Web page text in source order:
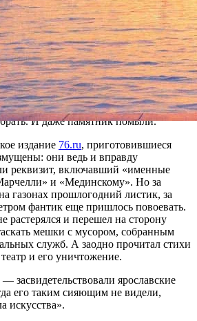
акция протеста против
театра с петербургским
среди которых оказался
думы от партии КПРФ
мероприятие в форме
субботника. Но их обошли:
Федору Волкову без объявления
и сами убрали практически
И даже памятник помыли.
издание 76.ru, приготовившиеся
они ведь и вправду
реквизит, включавший «именные
и «Мединскому». Но за
газонах прошлогодний листик, за
фантик еще пришлось повоевать.
растерялся и перешел на сторону
мешки с мусором, собранным
служб. А заодно прочитал стихи
и его уничтожение.
засвидетельствовали ярославские
его таким сияющим не видели,
искусства».